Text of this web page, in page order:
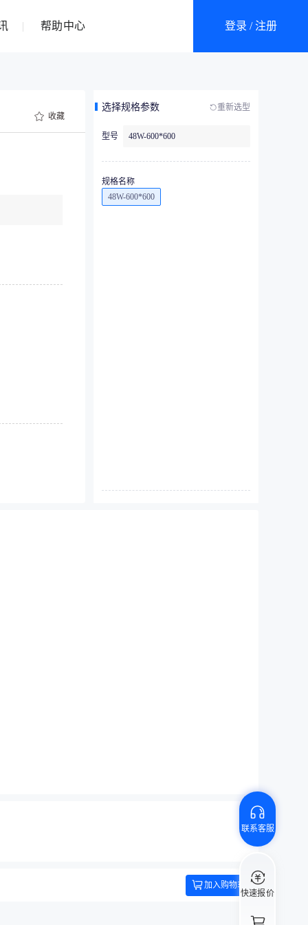
帮助中心 登录 / 注册
收藏
选择规格参数 重新选型
型号 48W-600*600
规格名称
48W-600*600
加入购物车
联系客服
快速报价